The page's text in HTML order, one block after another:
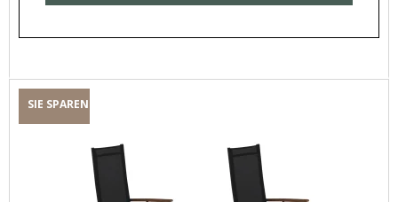
SIE SPAREN